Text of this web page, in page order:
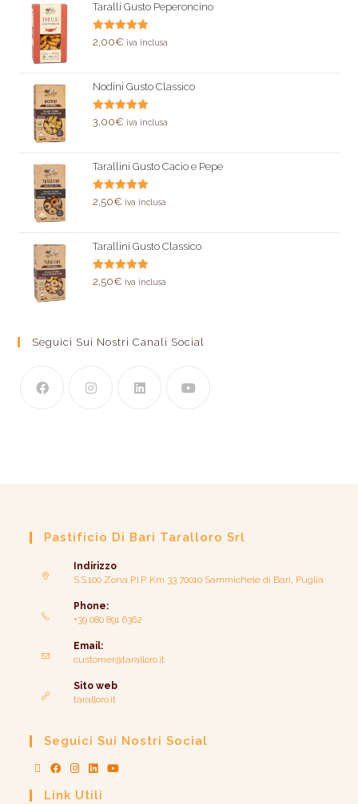
Taralli Gusto Peperoncino
Valutato
2,00€ iva inclusa
Nodini Gusto Classico
Valutato
3,00€ iva inclusa
Tarallini Gusto Cacio e Pepe
Valutato
2,50€ iva inclusa
Tarallini Gusto Classico
Valutato
2,50€ iva inclusa
Seguici Sui Nostri Canali Social
Pastificio Di Bari Taralloro Srl
Indirizzo
S.S.100 Zona P.I.P. Km 33 70010 Sammichele di Bari, Puglia
Phone:
+39 080 891 6362
Email:
customer@taralloro.it
Sito web
taralloro.it
Seguici Sui Nostri Social
Link Utili